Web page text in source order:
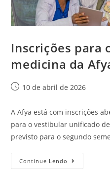
Inscrições para
medicina da
10 de abril de 2026
A Afya está com inscrições
para o vestibular unificado
previsto para o segundo
Continue Lendo